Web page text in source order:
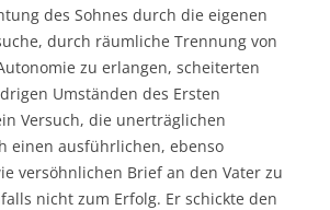
des Sohnes durch die eigenen
durch räumliche Trennung von
zu erlangen, scheiterten
Umständen des Ersten
Versuch, die unerträglichen
einen ausführlichen, ebenso
versöhnlichen Brief an den Vater zu
nicht zum Erfolg. Er schickte den